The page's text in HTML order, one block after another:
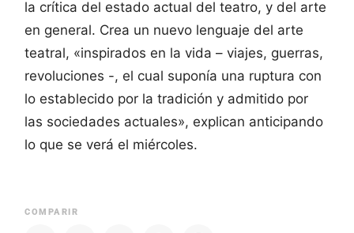
la crítica del estado actual del teatro, y del arte
en general. Crea un nuevo lenguaje del arte
teatral, «inspirados en la vida – viajes, guerras,
revoluciones -, el cual suponía una ruptura con
lo establecido por la tradición y admitido por
las sociedades actuales», explican anticipando
lo que se verá el miércoles.
COMPARIR